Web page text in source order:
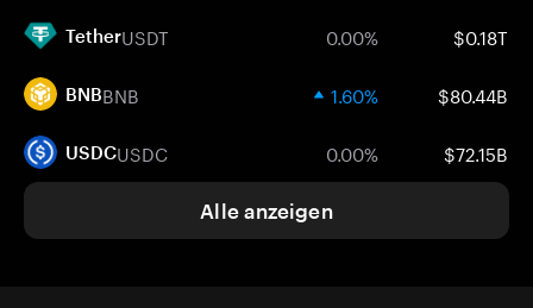
TetherUSDT 0.00% $0.18T
BNBBNB 1.60% $80.44B
USDCUSDC 0.00% $72.15B
Alle anzeigen